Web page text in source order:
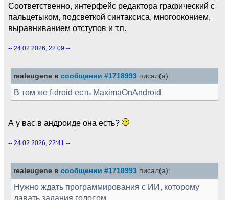
Соответственно, интерфейс редактора графический с
пальцетыком, подсветкой синтаксиса, многооконием,
выравниванием отступов и т.п.
-- 24.02.2026, 22:09 --
realeugene в сообщении #1718993 писал(а):
В том же f-droid есть MaximaOnAndroid
А у вас в андроиде она есть?
-- 24.02.2026, 22:41 --
realeugene в сообщении #1718993 писал(а):
Нужно ждать программирования с ИИ, которому
давать задания голосом.